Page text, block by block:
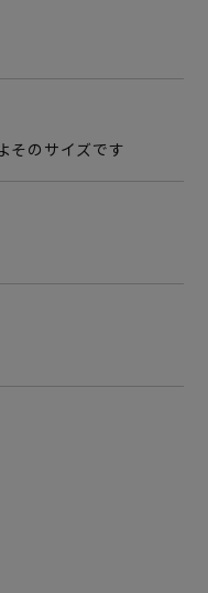
のサイズです